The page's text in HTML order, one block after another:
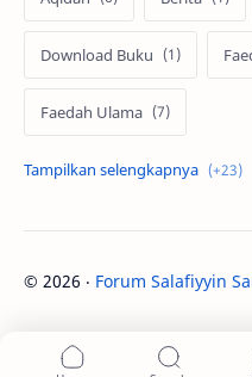
Download Buku
Faedah Ulama
Fatawa Ulama
Fawaid Ilmiyah Fiqih
forumsalafiyyinsampit
Ilmu
© 2026 ‧ Forum Salafiyyin